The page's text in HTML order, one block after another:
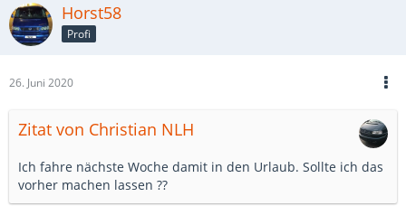
Horst58
Profi
26. Juni 2020
Zitat von Christian NLH
Ich fahre nächste Woche damit in den Urlaub. Sollte ich das
vorher machen lassen ??